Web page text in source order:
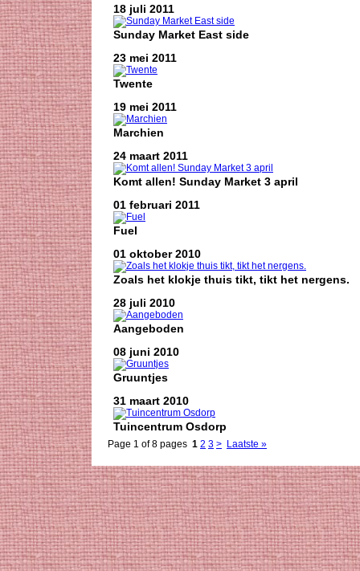
18 juli 2011
Sunday Market East side
23 mei 2011
Twente
19 mei 2011
Marchien
24 maart 2011
Komt allen! Sunday Market 3 april
01 februari 2011
Fuel
01 oktober 2010
Zoals het klokje thuis tikt, tikt het nergens.
28 juli 2010
Aangeboden
08 juni 2010
Gruuntjes
31 maart 2010
Tuincentrum Osdorp
Page 1 of 8 pages 1 2 3 > Laatste »